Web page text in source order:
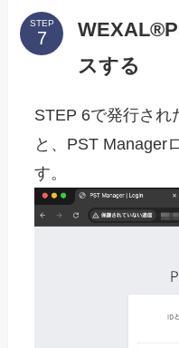
STEP
スする
STEP 6で発行され
と、PST Manager
す。